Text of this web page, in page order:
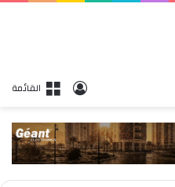
القائمةتسجيل